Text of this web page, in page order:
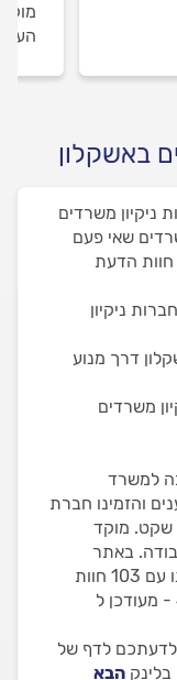
באשקלון
תוכלו למצוא 3 חברות ניקיון משרדים
משרדים שאי פעם
חוות הדעת
ניקיון
דרך מנוע
3 חברות ניקיון משרדים
למשרד
והזמינו חברת
שקט. מוקד
באתר
תמצאו 3 חברות ניקיון משרדים שבדקנו עם 103 חוות
דעת מאומתות, בדירוג ממוצע של 4.74 - מעודכן ל
לדעתכם לדף של
הבא